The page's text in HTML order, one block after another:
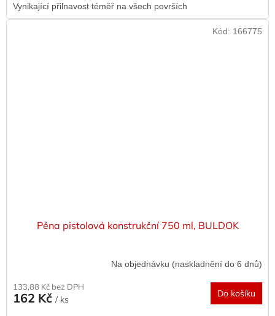
Vynikající přilnavost téměř na všech površích
Pěna pistolová konstrukční 750 ml, BULDOK
Na objednávku (naskladnění do 6 dnů)
133,88 Kč bez DPH
162 Kč / ks
Do košíku
Kód: 166775